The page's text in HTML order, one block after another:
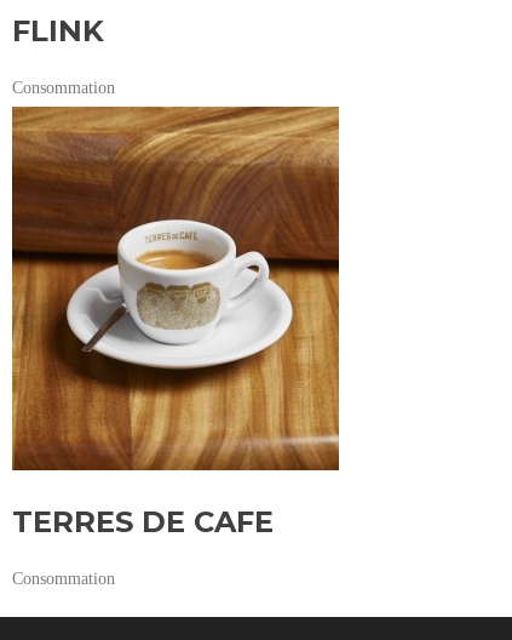
FLINK
Consommation
TERRES DE CAFE
Consommation